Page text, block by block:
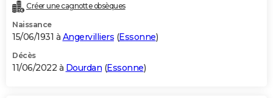
Créer une cagnotte obsèques
Naissance
15/06/1931 à Angervilliers (Essonne)
Décès
11/06/2022 à Dourdan (Essonne)